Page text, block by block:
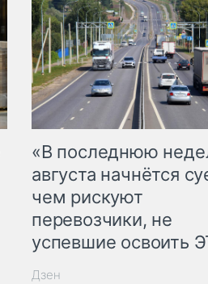
«В последнюю
августа начнётся
чем рискуют
перевозчики, не
успевшие освоить
Дзен